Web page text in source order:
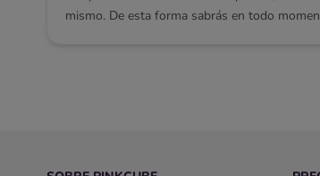
mismo. De esta forma sabrás en todo